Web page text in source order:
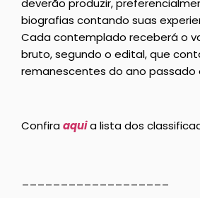
deverão produzir,
biografias contando suas
Cada contemplado receberá o
bruto, segundo o edital, que
remanescentes do ano passado
Confiraaquia lista dos